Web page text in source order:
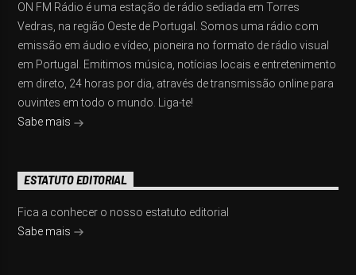
ON FM Rádio é uma estação de rádio sediada em Torres
Vedras, na região Oeste de Portugal. Somos uma rádio com
emissão em áudio e vídeo, pioneira no formato de rádio visual
em Portugal. Emitimos música, notícias locais e entretenimento
em direto, 24 horas por dia, através de transmissão online para
ouvintes em todo o mundo. Liga-te!
Sabe mais
ESTATUTO EDITORIAL
Fica a conhecer o nosso estatuto editorial
Sabe mais